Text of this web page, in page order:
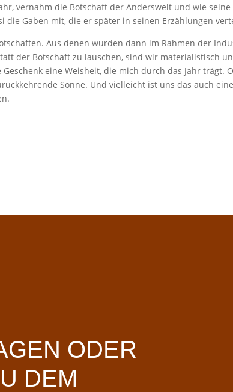
vernahm die Botschaft der Anderswelt und wie seine
die Gaben mit, die er später in seinen Erzählungen
Aus denen wurden dann im Rahmen der
der Botschaft zu lauschen, sind wir materialistisch
eine Weisheit, die mich durch das Jahr trägt.
Sonne. Und vielleicht ist uns das auch
ODER
DEM